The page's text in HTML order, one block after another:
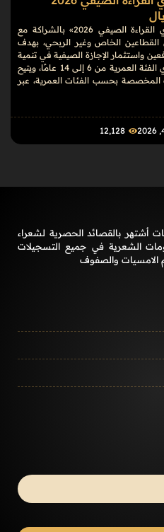
أطلقت هيئة المكتبات مبادرة «تحدي القراءة الصيفي 2026» بالشراكة مع
الخاص وغير الربحي، بهدف
واستثمار الإجازة الصيفية في تنمية
المعرفة والمهارات. ويستهدف التحدي الفئة العمرية من 6 إلى 14 عامًا، ويتيح
بحسب الفئات العمرية، عبر
12٬128
أشتهر بالقصائد الحصرية لشعراء
الشعرية في جميع التسجيلات
الامسيات والصفوف